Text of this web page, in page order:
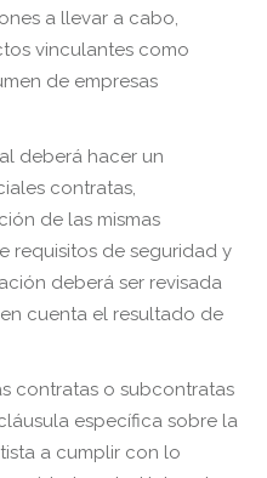
a llevar a cabo,
vinculantes como
de empresas
deberá hacer un
contratas,
de las mismas
requisitos de seguridad y
deberá ser revisada
cuenta el resultado de
contratas o subcontratas
específica sobre la
a cumplir con lo